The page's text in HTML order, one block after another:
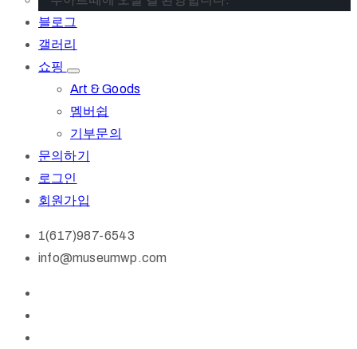
블로그
갤러리
쇼핑
Art & Goods
멤버쉽
기부문의
문의하기
로그인
회원가입
1(617)987-6543
info@museumwp.com